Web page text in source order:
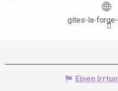
gites-la-
Einen